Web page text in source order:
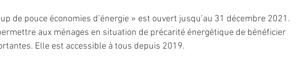
de pouce économies d’énergie » est ouvert jusqu’au 31 décembre 2021.
aux ménages en situation de précarité énergétique de bénéficier
Elle est accessible à tous depuis 2019.